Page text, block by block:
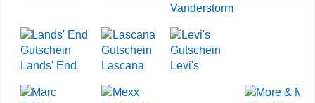
Vanderstorm
Lands' End Lascana Levi's